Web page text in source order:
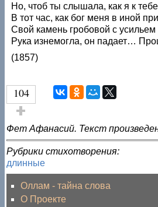
Но, чтоб ты слышала, как я к
В тот час, как бог меня в иной
Свой камень гробовой с
Рука изнемогла, он падает…
(1857)
104
Голос за!
Фет Афанасий. Текст
Рубрики стихотворения:
длинные
Оллам - тайна слова
О Проекте